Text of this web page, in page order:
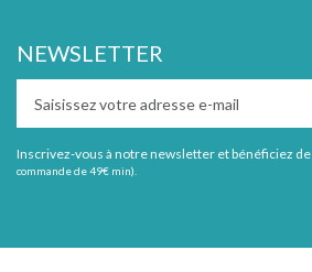
NEWSLETTER
Inscrivez-vous à notre newsletter et bénéficiez de
commande de 49€ min).